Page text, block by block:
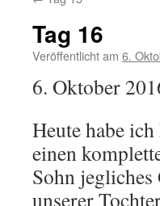
Tag 16
Veröffentlicht am 6.
6. Oktober
Heute habe
einen
Sohn
unserer